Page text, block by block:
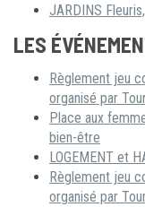
JARDINS
LES
Règlement jeu
organisé par
Place aux
bien-être
LOGEMENT et
Règlement jeu
organisé par